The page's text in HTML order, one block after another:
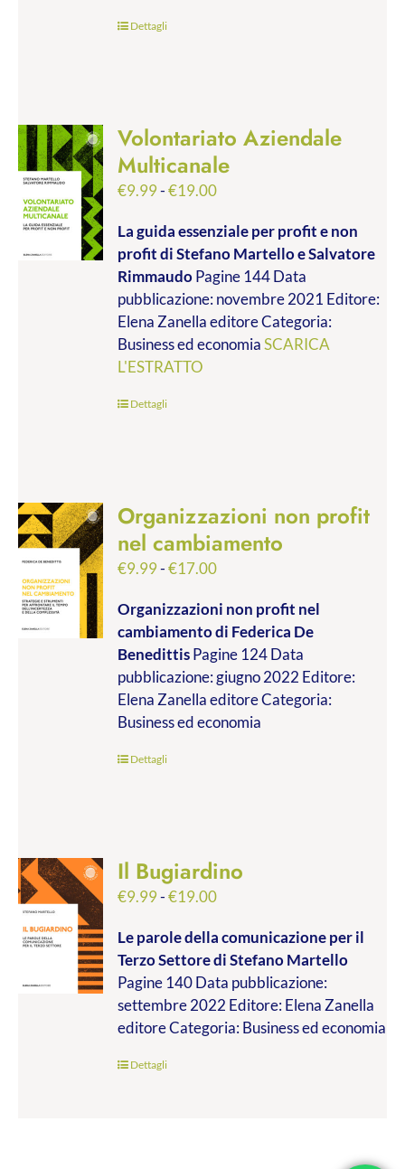
Dettagli
Volontariato Aziendale
Multicanale
€9.99-€19.00Fascia
prezzo:
da
€9.99
a
€19.00
La guida essenziale per profit e non
profitdi Stefano Martello e Salvatore
RimmaudoPagine 144 Data
pubblicazione: novembre 2021 Editore:
Elena Zanella editore Categoria:
Business ed economiaSCARICA
L'ESTRATTO
Dettagli
Organizzazioni non profit
nel cambiamento
€9.99-€17.00Fascia
prezzo:
da
€9.99
a
€17.00
Organizzazioni non profit nel
cambiamentodi Federica De
BenedittisPagine 124 Data
pubblicazione: giugno 2022 Editore:
Elena Zanella editore Categoria:
Business ed economia
Dettagli
Il Bugiardino
€9.99-€19.00Fascia
prezzo:
da
€9.99
a
€19.00
Le parole della comunicazione per il
Terzo Settoredi Stefano Martello
Pagine 140 Data pubblicazione:
settembre 2022 Editore: Elena Zanella
editore Categoria: Business ed economia
Dettagli